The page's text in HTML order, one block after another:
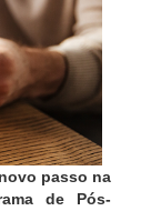
passo na
de Pós-